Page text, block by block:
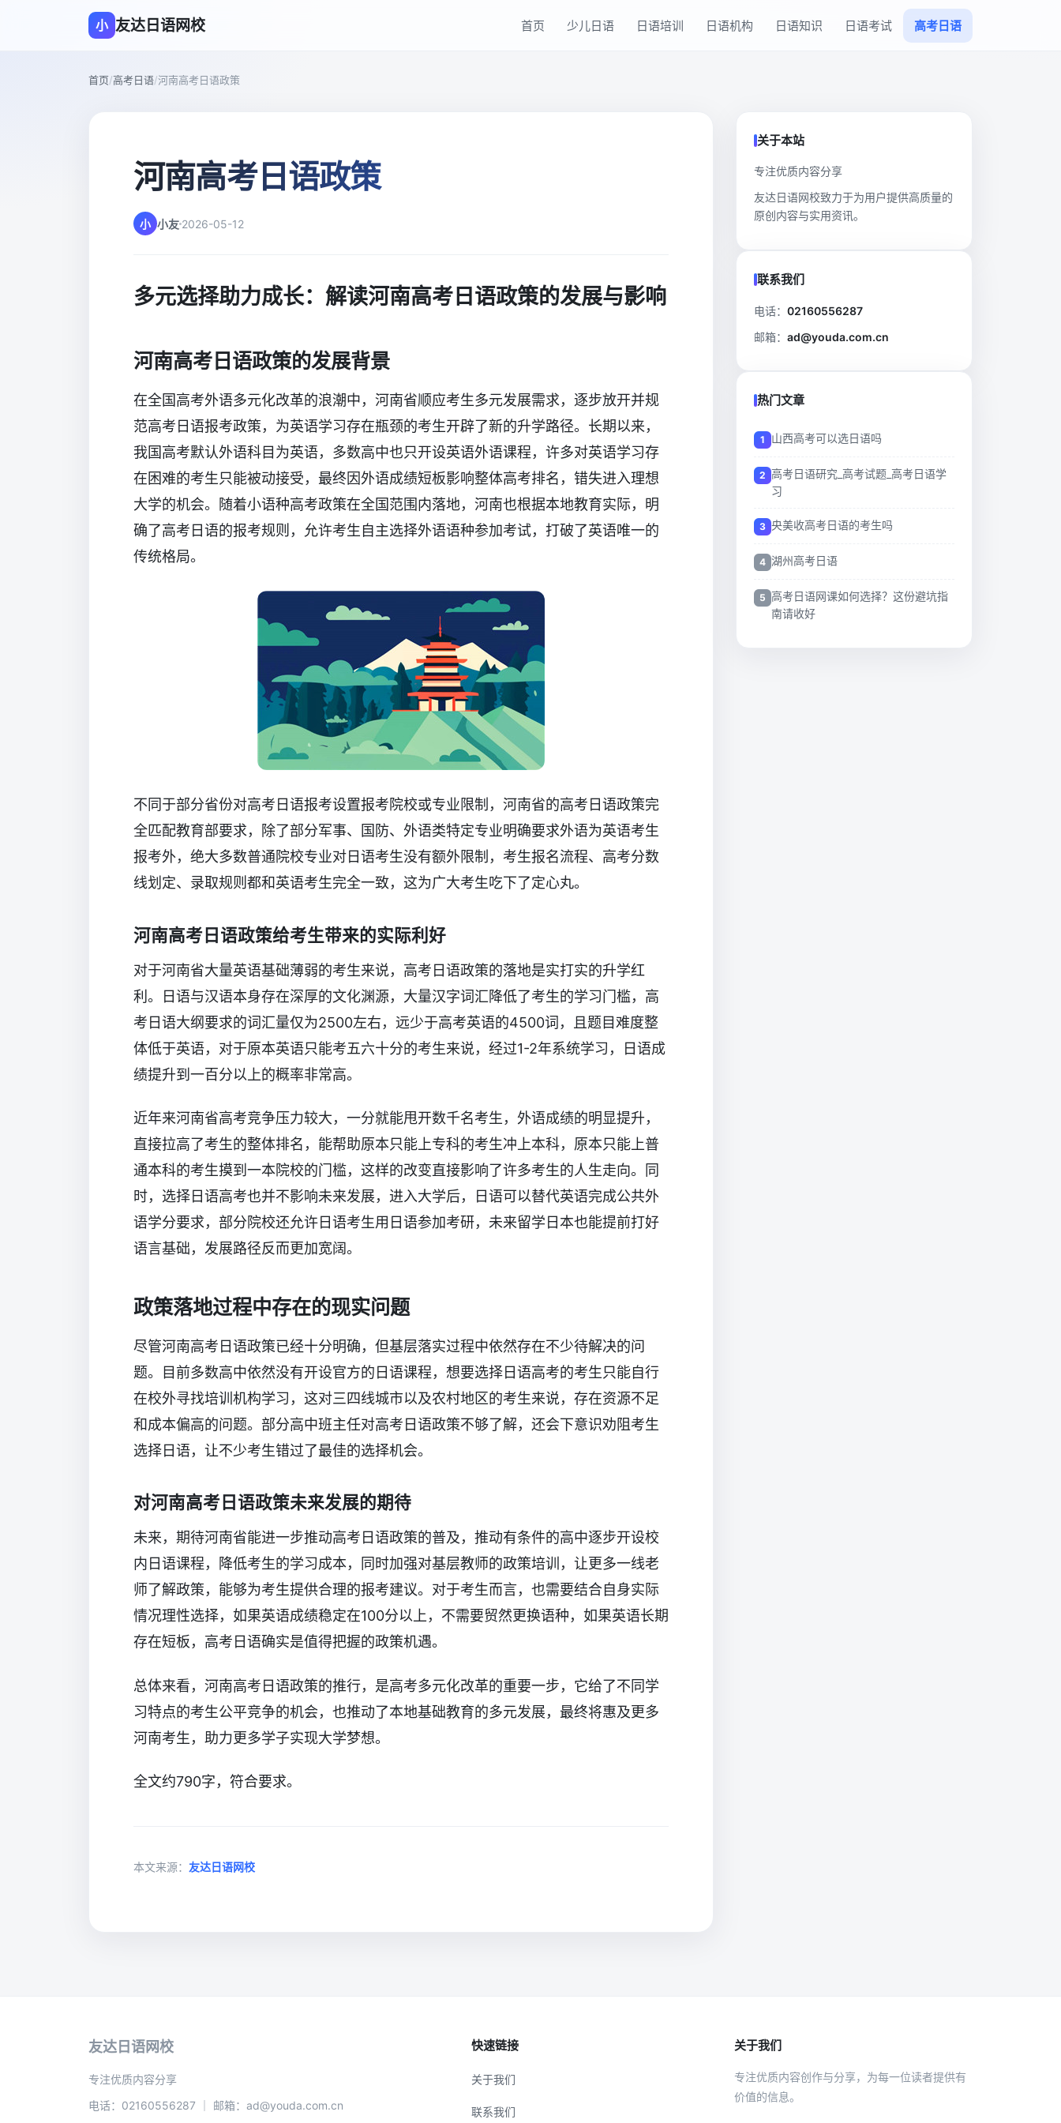
小 友达日语网校 首页 少儿日语 日语培训 日语机构 日语知识 日语考试 高考日语
首页/高考日语/河南高考日语政策
河南高考日语政策
小 小友 2026-05-12
多元选择助力成长：解读河南高考日语政策的发展与影响
河南高考日语政策的发展背景
在全国高考外语多元化改革的浪潮中，河南省顺应考生多元发展需求，逐步放开并规
范高考日语报考政策，为英语学习存在瓶颈的考生开辟了新的升学路径。长期以来，
我国高考默认外语科目为英语，多数高中也只开设英语外语课程，许多对英语学习存
在困难的考生只能被动接受，最终因外语成绩短板影响整体高考排名，错失进入理想
大学的机会。随着小语种高考政策在全国范围内落地，河南也根据本地教育实际，明
确了高考日语的报考规则，允许考生自主选择外语语种参加考试，打破了英语唯一的
传统格局。
不同于部分省份对高考日语报考设置报考院校或专业限制，河南省的高考日语政策完
全匹配教育部要求，除了部分军事、国防、外语类特定专业明确要求外语为英语考生
报考外，绝大多数普通院校专业对日语考生没有额外限制，考生报名流程、高考分数
线划定、录取规则都和英语考生完全一致，这为广大考生吃下了定心丸。
河南高考日语政策给考生带来的实际利好
对于河南省大量英语基础薄弱的考生来说，高考日语政策的落地是实打实的升学红
利。日语与汉语本身存在深厚的文化渊源，大量汉字词汇降低了考生的学习门槛，高
考日语大纲要求的词汇量仅为2500左右，远少于高考英语的4500词，且题目难度整
体低于英语，对于原本英语只能考五六十分的考生来说，经过1-2年系统学习，日语成
绩提升到一百分以上的概率非常高。
近年来河南省高考竞争压力较大，一分就能甩开数千名考生，外语成绩的明显提升，
直接拉高了考生的整体排名，能帮助原本只能上专科的考生冲上本科，原本只能上普
通本科的考生摸到一本院校的门槛，这样的改变直接影响了许多考生的人生走向。同
时，选择日语高考也并不影响未来发展，进入大学后，日语可以替代英语完成公共外
语学分要求，部分院校还允许日语考生用日语参加考研，未来留学日本也能提前打好
语言基础，发展路径反而更加宽阔。
政策落地过程中存在的现实问题
尽管河南高考日语政策已经十分明确，但基层落实过程中依然存在不少待解决的问
题。目前多数高中依然没有开设官方的日语课程，想要选择日语高考的考生只能自行
在校外寻找培训机构学习，这对三四线城市以及农村地区的考生来说，存在资源不足
和成本偏高的问题。部分高中班主任对高考日语政策不够了解，还会下意识劝阻考生
选择日语，让不少考生错过了最佳的选择机会。
对河南高考日语政策未来发展的期待
未来，期待河南省能进一步推动高考日语政策的普及，推动有条件的高中逐步开设校
内日语课程，降低考生的学习成本，同时加强对基层教师的政策培训，让更多一线老
师了解政策，能够为考生提供合理的报考建议。对于考生而言，也需要结合自身实际
情况理性选择，如果英语成绩稳定在100分以上，不需要贸然更换语种，如果英语长期
存在短板，高考日语确实是值得把握的政策机遇。
总体来看，河南高考日语政策的推行，是高考多元化改革的重要一步，它给了不同学
习特点的考生公平竞争的机会，也推动了本地基础教育的多元发展，最终将惠及更多
河南考生，助力更多学子实现大学梦想。
全文约790字，符合要求。
本文来源： 友达日语网校
关于本站
专注优质内容分享
友达日语网校致力于为用户提供高质量的
原创内容与实用资讯。
联系我们
电话： 02160556287
邮箱： ad@youda.com.cn
热门文章
山西高考可以选日语吗
高考日语研究_高考试题_高考日语学
习
央美收高考日语的考生吗
湖州高考日语
高考日语网课如何选择？这份避坑指
南请收好
友达日语网校
专注优质内容分享
电话：02160556287 ｜ 邮箱：ad@youda.com.cn
快速链接
关于我们
联系我们
关于我们
专注优质内容创作与分享，为每一位读者提供有
价值的信息。